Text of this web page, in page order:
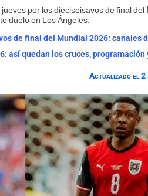
por los dieciseisavos de final del
duelo en Los Ángeles.
de final del Mundial 2026: canales
Actualizado el